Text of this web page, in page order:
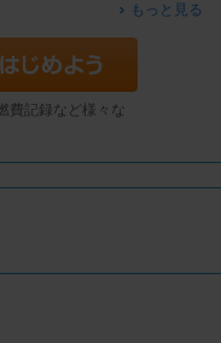
もっと見る
費記録など様々な